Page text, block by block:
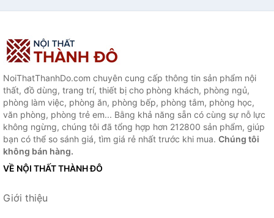
NoiThatThanhDo.com chuyên cung cấp thông tin sản phẩm nội
thất, đồ dùng, trang trí, thiết bị cho phòng khách, phòng ngủ,
phòng làm việc, phòng ăn, phòng bếp, phòng tắm, phòng học,
văn phòng, phòng trẻ em... Bằng khả năng sẵn có cùng sự nỗ lực
không ngừng, chúng tôi đã tổng hợp hơn 212800 sản phẩm, giúp
bạn có thể so sánh giá, tìm giá rẻ nhất trước khi mua. Chúng tôi
không bán hàng.
VỀ NỘI THẤT THÀNH ĐÔ
Giới thiệu